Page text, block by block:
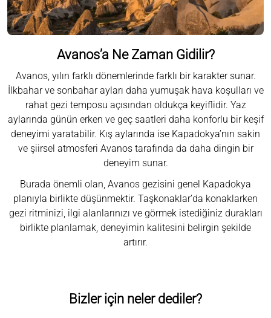
Avanos’a Ne Zaman Gidilir?
Avanos, yılın farklı dönemlerinde farklı bir karakter sunar.
İlkbahar ve sonbahar ayları daha yumuşak hava koşulları ve
rahat gezi temposu açısından oldukça keyiflidir. Yaz
aylarında günün erken ve geç saatleri daha konforlu bir keşif
deneyimi yaratabilir. Kış aylarında ise Kapadokya’nın sakin
ve şiirsel atmosferi Avanos tarafında da daha dingin bir
deneyim sunar.
Burada önemli olan, Avanos gezisini genel Kapadokya
planıyla birlikte düşünmektir. Taşkonaklar’da konaklarken
gezi ritminizi, ilgi alanlarınızı ve görmek istediğiniz durakları
birlikte planlamak, deneyimin kalitesini belirgin şekilde
artırır.
Bizler için neler dediler?